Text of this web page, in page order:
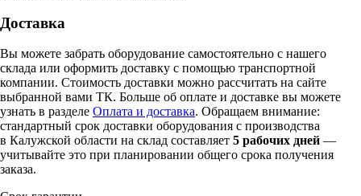
Доставка
Вы можете забрать оборудование самостоятельно с нашего
склада или оформить доставку с помощью транспортной
компании. Стоимость доставки можно рассчитать на сайте
выбранной вами ТК. Больше об оплате и доставке вы можете
узнать в разделе Оплата и доставка. Обращаем внимание:
стандартный срок доставки оборудования с производства
в Калужской области на склад составляет 5 рабочих дней —
учитывайте это при планировании общего срока получения
заказа.